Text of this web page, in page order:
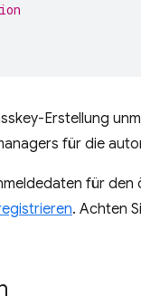
Erstellung
für die
für
. Achten